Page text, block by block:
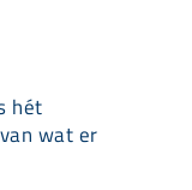
hét
wat er